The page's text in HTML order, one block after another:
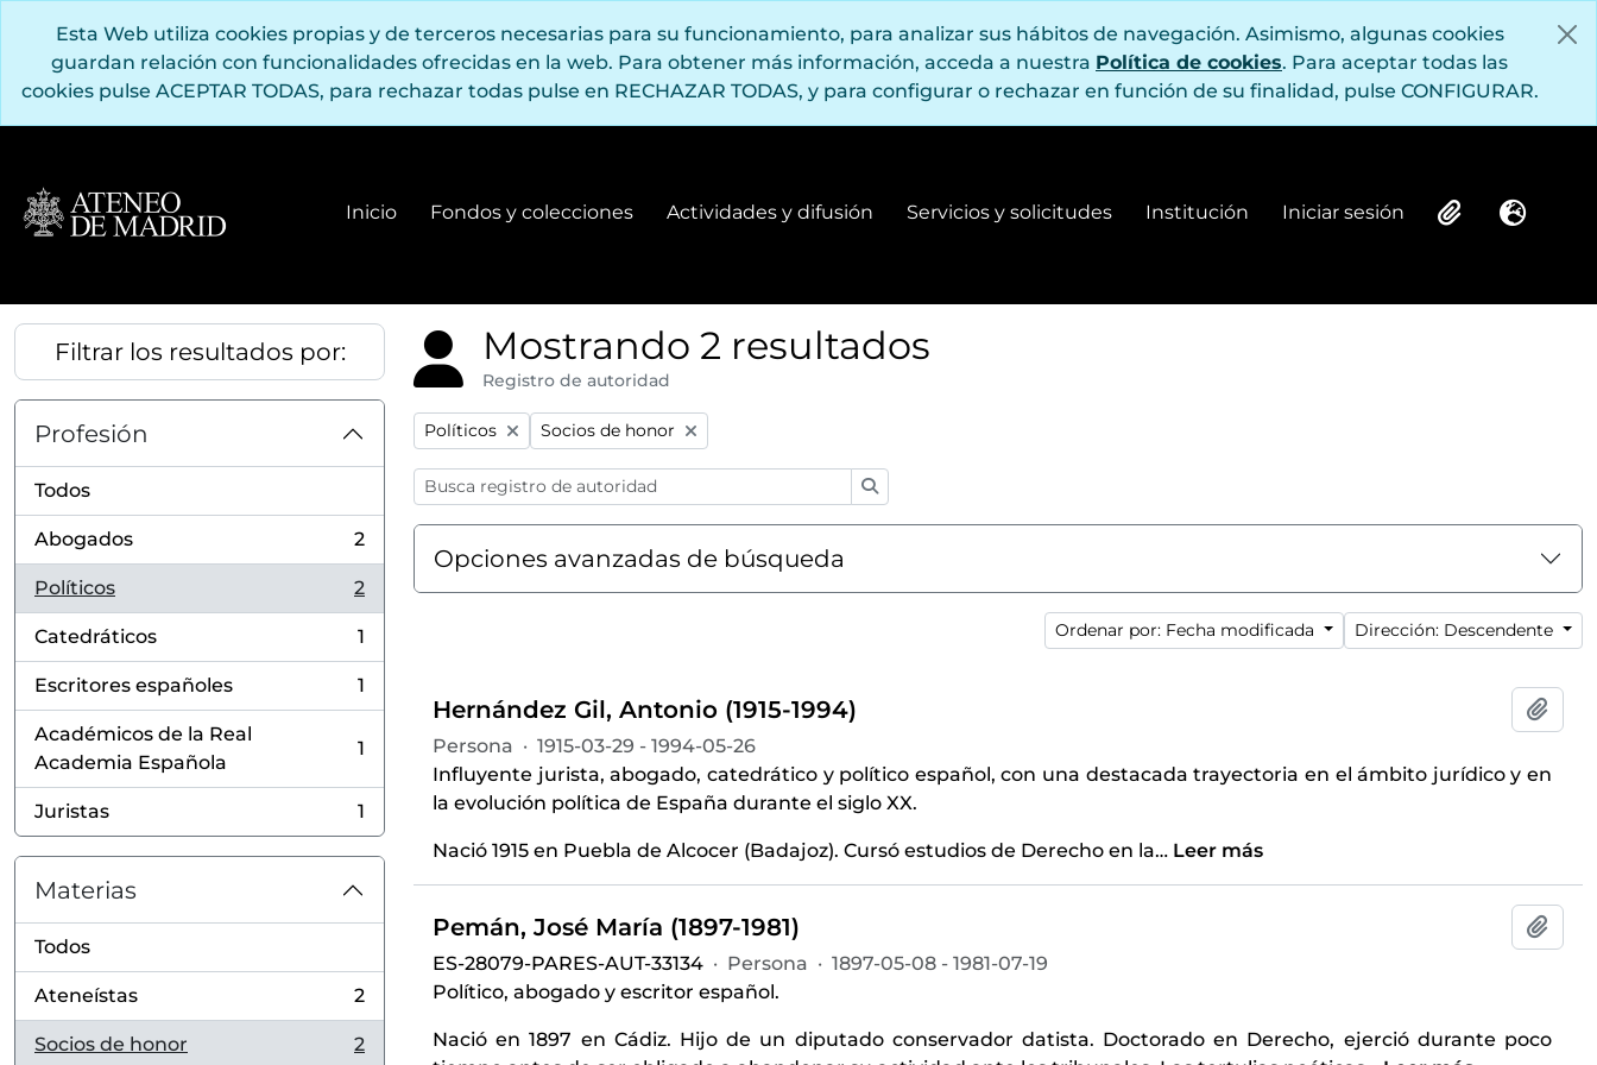
Esta Web utiliza cookies propias y de terceros necesarias para su funcionamiento, para analizar sus hábitos de navegación. Asimismo, algunas cookies
guardan relación con funcionalidades ofrecidas en la web. Para obtener más información, acceda a nuestra Política de cookies. Para aceptar todas las
cookies pulse ACEPTAR TODAS, para rechazar todas pulse en RECHAZAR TODAS, y para configurar o rechazar en función de su finalidad, pulse CONFIGURAR.
Inicio Fondos y colecciones
Fondos y colecciones
Actividades y difusión
Actividades y difusión
Servicios y solicitudes Institución
Institución
Iniciar sesión
Iniciar sesión ClipboardIdioma
Filtrar los resultados por:
Profesión
Todos
Abogados
, 2 resultados
2
Políticos
, 2 resultados
2
Catedráticos
, 1 resultados
1
Escritores españoles
, 1 resultados
1
Académicos de la Real
Academia Española
, 1 resultados
1
Juristas
, 1 resultados
1
Materias
Todos
Ateneístas
, 2 resultados
2
Socios de honor
, 2 resultados
2
Mostrando 2 resultados
Registro de autoridad
Remove filter:
Políticos Remove filter:
Socios de honor
Opciones avanzadas de búsqueda
Ordenar por: Fecha modificada Dirección: Descendente
Hernández Gil, Antonio (1915-1994)
Persona · 1915-03-29 - 1994-05-26
Influyente jurista, abogado, catedrático y político español, con una destacada trayectoria en el ámbito jurídico y en
la evolución política de España durante el siglo XX.
Nació 1915 en Puebla de Alcocer (Badajoz). Cursó estudios de Derecho en la… Leer más
Pemán, José María (1897-1981)
ES-28079-PARES-AUT-33134 · Persona · 1897-05-08 - 1981-07-19
Político, abogado y escritor español.
Nació en 1897 en Cádiz. Hijo de un diputado conservador datista. Doctorado en Derecho, ejerció durante poco